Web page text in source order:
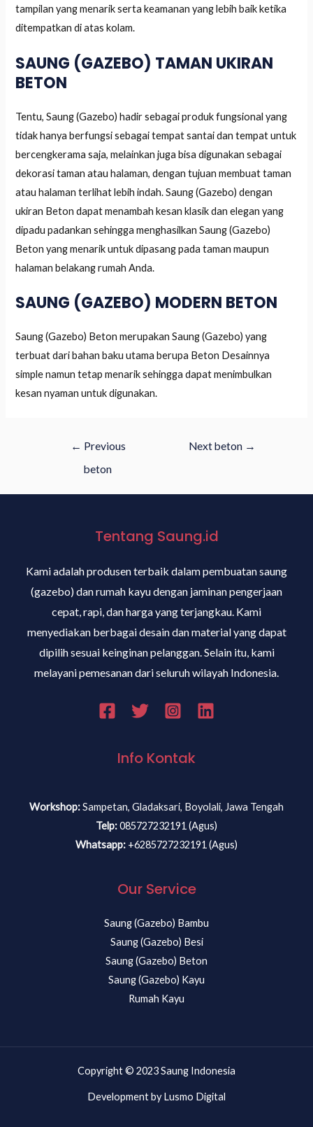
tampilan yang menarik serta keamanan yang lebih baik ketika
ditempatkan di atas kolam.
SAUNG (GAZEBO) TAMAN UKIRAN
BETON
Tentu, Saung (Gazebo) hadir sebagai produk fungsional yang
tidak hanya berfungsi sebagai tempat santai dan tempat untuk
bercengkerama saja, melainkan juga bisa digunakan sebagai
dekorasi taman atau halaman, dengan tujuan membuat taman
atau halaman terlihat lebih indah. Saung (Gazebo) dengan
ukiran Beton dapat menambah kesan klasik dan elegan yang
dipadu padankan sehingga menghasilkan Saung (Gazebo)
Beton yang menarik untuk dipasang pada taman maupun
halaman belakang rumah Anda.
SAUNG (GAZEBO) MODERN BETON
Saung (Gazebo) Beton merupakan Saung (Gazebo) yang
terbuat dari bahan baku utama berupa Beton Desainnya
simple namun tetap menarik sehingga dapat menimbulkan
kesan nyaman untuk digunakan.
← Previous
beton
Next beton →
Tentang Saung.id
Kami adalah produsen terbaik dalam pembuatan saung
(gazebo) dan rumah kayu dengan jaminan pengerjaan
cepat, rapi, dan harga yang terjangkau. Kami
menyediakan berbagai desain dan material yang dapat
dipilih sesuai keinginan pelanggan. Selain itu, kami
melayani pemesanan dari seluruh wilayah Indonesia.
Info Kontak
Workshop:Sampetan, Gladaksari, Boyolali, Jawa Tengah
Telp:085727232191 (Agus)
Whatsapp: +6285727232191 (Agus)
Our Service
Saung (Gazebo) Bambu
Saung (Gazebo) Besi
Saung (Gazebo) Beton
Saung (Gazebo) Kayu
Rumah Kayu
Copyright © 2023 Saung Indonesia
Development by Lusmo Digital